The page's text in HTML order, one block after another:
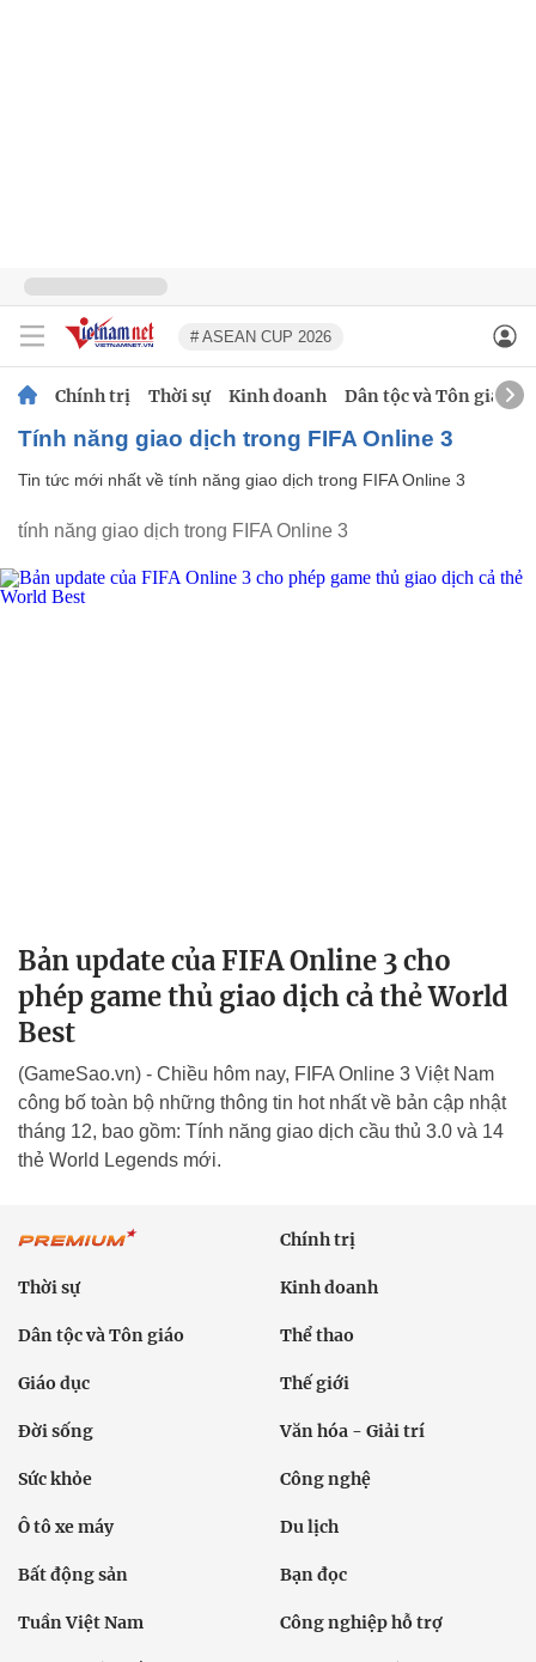
# ASEAN CUP 2026
Chính trị Thời sự Kinh doanh Dân tộc và Tôn giáo
tính năng giao dịch trong FIFA Online 3
Tin tức mới nhất về tính năng giao dịch trong FIFA Online 3
tính năng giao dịch trong FIFA Online 3
Bản update của FIFA Online 3 cho
phép game thủ giao dịch cả thẻ World
Best
(GameSao.vn) - Chiều hôm nay, FIFA Online 3 Việt Nam
công bố toàn bộ những thông tin hot nhất về bản cập nhật
tháng 12, bao gồm: Tính năng giao dịch cầu thủ 3.0 và 14
thẻ World Legends mới.
Chính trị
Thời sự Kinh doanh
Dân tộc và Tôn giáo Thể thao
Giáo dục Thế giới
Đời sống Văn hóa - Giải trí
Sức khỏe Công nghệ
Ô tô xe máy Du lịch
Bất động sản Bạn đọc
Tuần Việt Nam Công nghiệp hỗ trợ